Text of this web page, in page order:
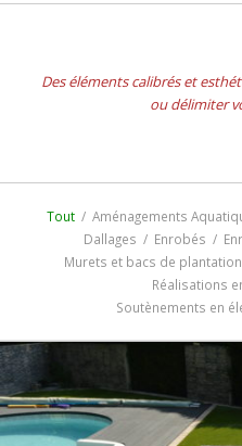
Des éléments calibrés et
ou délimiter
Tout / Aménagements
Dallages / Enrobés /
Murets et bacs de
Réalisations
Soutènements en